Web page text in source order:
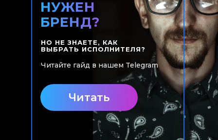
НО НЕ ЗНАЕТЕ, КАК
ВЫБРАТЬ ИСПОЛНИТЕЛЯ?
Читайте гайд в нашем Telegram
Читать
НУЖЕН
БРЕНД?